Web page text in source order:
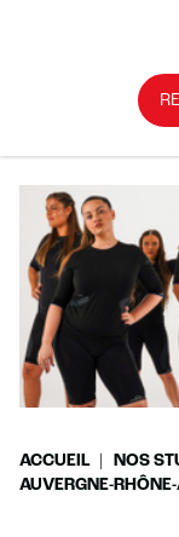
ACCUEIL
NOS
AUVERGNE-